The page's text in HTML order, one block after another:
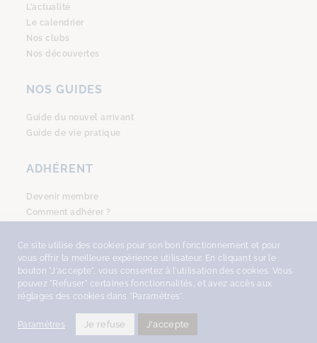
L’actualité
Le calendrier
Nos clubs
Nos découvertes
NOS GUIDES
Guide du nouvel arrivant
Guide de vie pratique
ADHÉRENT
Devenir membre
Comment adhérer ?
WITH ♥︎ BY NEKOSIGN
MENTIONS LÉGALES
CONFIDENCIALITÉ.
Ce site utilise des cookies pour son bon fonctionnement et pour
vous offrir la meilleure expérience utilisateur. En cliquant sur le
bouton "J'accepte", vous consentez à l'utilisation des cookies. Vous
pouvez "Refuser" certaines fonctionnalités, et avez accès aux
réglages des cookies dans "Paramètres".
Paramètres Je refuse J'accepte